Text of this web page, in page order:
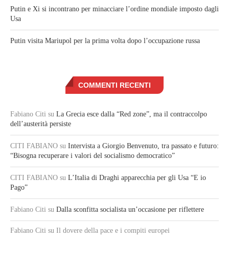
Putin e Xi si incontrano per minacciare l’ordine mondiale imposto dagli
Usa
Putin visita Mariupol per la prima volta dopo l’occupazione russa
COMMENTI RECENTI
Fabiano Citi su La Grecia esce dalla “Red zone”, ma il contraccolpo
dell’austerità persiste
CITI FABIANO su Intervista a Giorgio Benvenuto, tra passato e futuro:
“Bisogna recuperare i valori del socialismo democratico”
CITI FABIANO su L’Italia di Draghi apparecchia per gli Usa “E io
Pago”
Fabiano Citi su Dalla sconfitta socialista un’occasione per riflettere
Fabiano Citi su Il dovere della pace e i compiti europei